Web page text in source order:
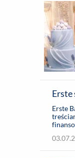
Erste
Erste